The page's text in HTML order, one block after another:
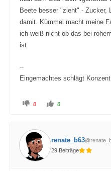
Beete besser "zieht" - Zucker,
damit. Kümmel macht meine
ich weiß nicht ob das bei
ist.
--
Eingemachtes schlägt
A
c
k
e
n
f
ü
r
0
A
e
f
0
renate_b63
29 Beiträge